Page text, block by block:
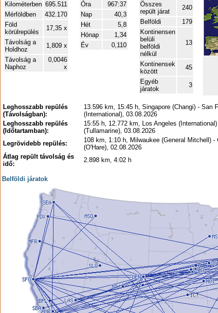
Kilométerben 695.511
Mérföldben
432.170
Föld
körülrepülés
17,35 x
Távolság a
Holdhoz
1,809 x
Távolság a
Naphoz
0,0046
x
Óra
967:37
Nap
40,3
Hét
5,8
Hónap
1,34
Év
0,110
Összes
repült járat
240
Belföldi
179
Kontinensen
belüli
belföldi
nélkül
13
Kontinensek
között
45
Egyéb
járatok
3
Leghosszabb repülés
(Távolságban):
13.596 km, 15:45 h, Singapore (Changi) - San
(International), 03.08.2026
Leghosszabb repülés
(Időtartamban):
15:55 h, 12.772 km, Los Angeles
(Tullamarine), 03.08.2026
Legrövidebb repülés:
108 km, 1:10 h, Milwaukee (General Mitchell) -
(O'Hare), 02.08.2026
Átlag repült távolság és
idő:
2.898 km, 4:02 h
Belföldi járatok